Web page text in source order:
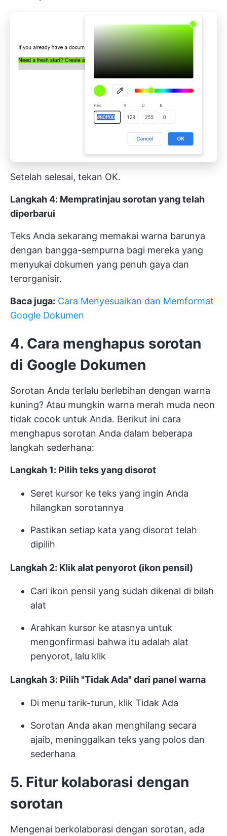
Setelah selesai, tekan OK.
Langkah 4: Mempratinjau sorotan yang telah
diperbarui
Teks Anda sekarang memakai warna barunya
dengan bangga-sempurna bagi mereka yang
menyukai dokumen yang penuh gaya dan
terorganisir.
Baca juga: Cara Menyesuaikan dan Memformat
Google Dokumen
4. Cara menghapus sorotan
di Google Dokumen
Sorotan Anda terlalu berlebihan dengan warna
kuning? Atau mungkin warna merah muda neon
tidak cocok untuk Anda. Berikut ini cara
menghapus sorotan Anda dalam beberapa
langkah sederhana:
Langkah 1: Pilih teks yang disorot
Seret kursor ke teks yang ingin Anda
hilangkan sorotannya
Pastikan setiap kata yang disorot telah
dipilih
Langkah 2: Klik alat penyorot (ikon pensil)
Cari ikon pensil yang sudah dikenal di bilah
alat
Arahkan kursor ke atasnya untuk
mengonfirmasi bahwa itu adalah alat
penyorot, lalu klik
Langkah 3: Pilih "Tidak Ada" dari panel warna
Di menu tarik-turun, klik Tidak Ada
Sorotan Anda akan menghilang secara
ajaib, meninggalkan teks yang polos dan
sederhana
5. Fitur kolaborasi dengan
sorotan
Mengenai berkolaborasi dengan sorotan, ada